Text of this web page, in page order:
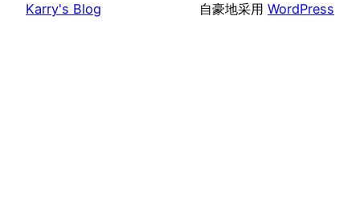
Karry's Blog 自豪地采用 WordPress